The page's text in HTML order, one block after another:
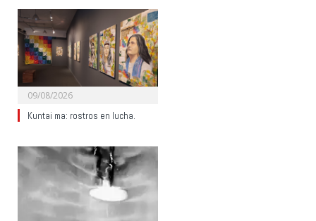
09/08/2026
Kuntai ma: rostros en lucha.